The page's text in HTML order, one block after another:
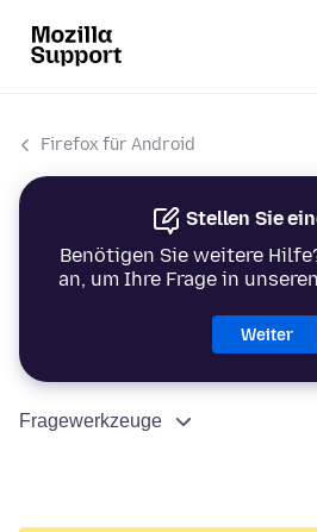
Firefox für Android
Stellen Sie
Benötigen Sie weitere
an, um Ihre Frage in
Weiter
Fragewerkzeuge